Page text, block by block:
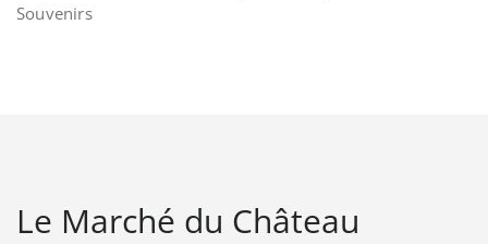
Souvenirs
Le Marché du Château